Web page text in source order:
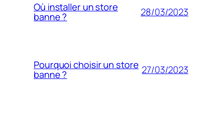
Où installer un store
banne ? 28/03/2023
Pourquoi choisir un store
banne ? 27/03/2023